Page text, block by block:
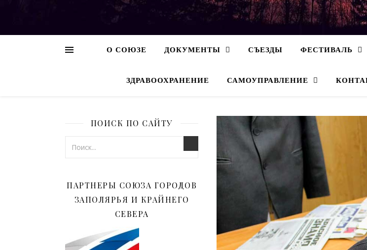
О СОЮЗЕ ДОКУМЕНТЫ СЪЕЗДЫ ФЕСТИВАЛЬ
ЗДРАВООХРАНЕНИЕ САМОУПРАВЛЕНИЕ
ПОИСК ПО САЙТУ
ПАРТНЕРЫ СОЮЗА ГОРОДОВ
ЗАПОЛЯРЬЯ И КРАЙНЕГО
СЕВЕРА